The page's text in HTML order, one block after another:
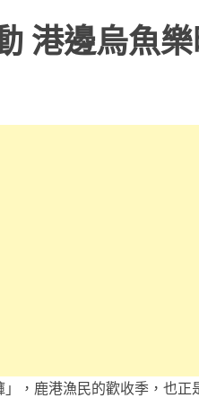
港邊烏魚
」，鹿港漁民的歡收季，也